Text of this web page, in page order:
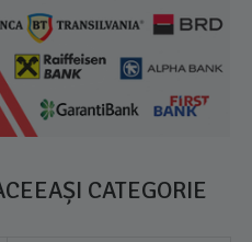
CATEGORIE